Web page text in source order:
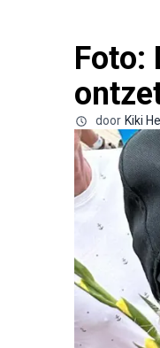
Foto:
door Kiki